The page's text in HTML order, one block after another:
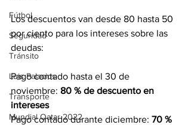
Fútbol
Seguridad
Tránsito
Luis Palacios
Transporte
Mundial Qatar 2022
Los descuentos van desde 80 hasta 50
por ciento para los intereses sobre las
deudas:
Pago contado hasta el 30 de
noviembre: 80 % de descuento en
intereses
Pago contado durante diciembre: 70 %